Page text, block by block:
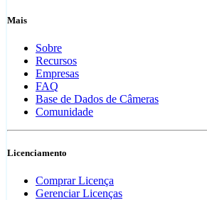
Mais
Sobre
Recursos
Empresas
FAQ
Base de Dados de Câmeras
Comunidade
Licenciamento
Comprar Licença
Gerenciar Licenças